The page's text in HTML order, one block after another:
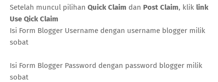
Setelah muncul pilihan Quick Claim dan Post Claim, klik link
Use Qick Claim
Isi Form Blogger Username dengan username blogger milik
sobat
Isi Form Blogger Password dengan password blogger milik
sobat